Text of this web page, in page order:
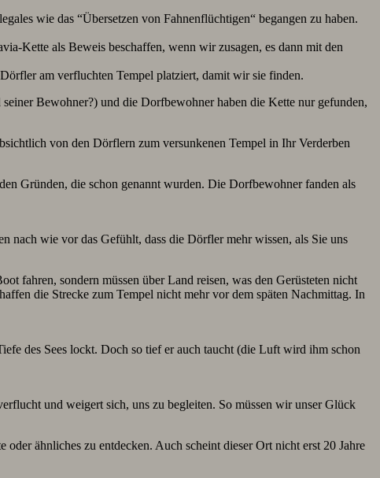
wie das “Übersetzen von Fahnenflüchtigen“ begangen zu haben.
Kette als Beweis beschaffen, wenn wir zusagen, es dann mit den
am verfluchten Tempel platziert, damit wir sie finden.
Bewohner?) und die Dorfbewohner haben die Kette nur gefunden,
von den Dörflern zum versunkenen Tempel in Ihr Verderben
Gründen, die schon genannt wurden. Die Dorfbewohner fanden als
nach wie vor das Gefühlt, dass die Dörfler mehr wissen, als Sie uns
fahren, sondern müssen über Land reisen, was den Gerüsteten nicht
die Strecke zum Tempel nicht mehr vor dem späten Nachmittag. In
des Sees lockt. Doch so tief er auch taucht (die Luft wird ihm schon
und weigert sich, uns zu begleiten. So müssen wir unser Glück
ähnliches zu entdecken. Auch scheint dieser Ort nicht erst 20 Jahre